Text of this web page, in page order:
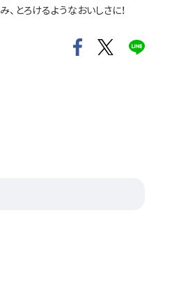
とろけるようなおいしさに！